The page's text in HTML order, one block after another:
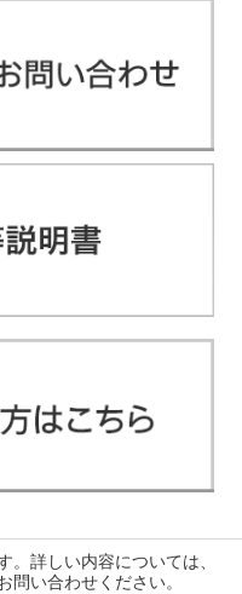
。詳しい内容については、
問い合わせください。